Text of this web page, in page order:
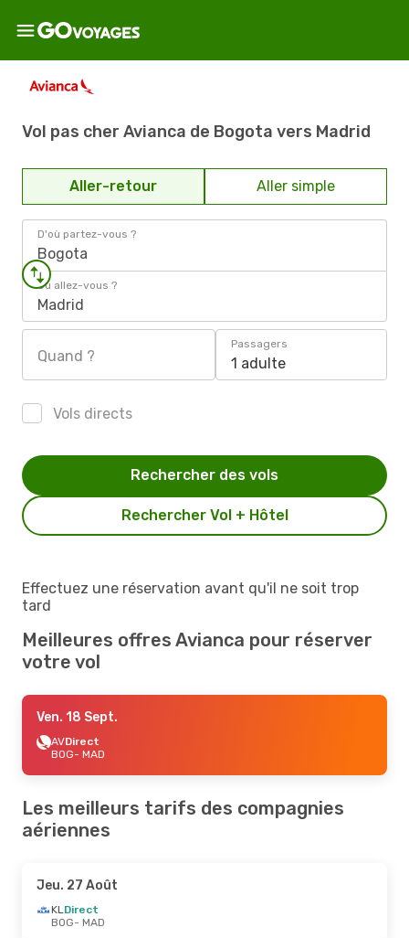
Vol pas cher Avianca de Bogota vers Madrid
Aller-retour Aller simple
D'où partez-vous ?
Bogota
Où allez-vous ?
Madrid
Quand ?
Passagers
1 adulte
Vols directs
Rechercher Vol + Hôtel
Rechercher des vols
Effectuez une réservation avant qu'il ne soit trop
tard
Meilleures offres Avianca pour réserver
votre vol
Ven. 18 Sept.
AVDirect
BOG- MAD
Les meilleurs tarifs des compagnies
aériennes
Jeu. 27 Août
KLDirect
BOG- MAD